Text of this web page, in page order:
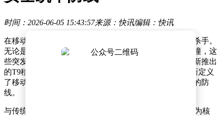
时间：2026-06-05 15:43:57来源：快讯编辑：快讯
在移动存储设备领域，意外跌落始终是数据安全的隐形杀手。
无论是从桌面滑落、背包跌落，还是在通勤途中遭遇碰撞，这
些突发状况时刻考验着移动固态硬盘的可靠性。三星最新推出
的T9移动固态硬盘，以突破性的3米跌落测试标准，重新定义
了移动存储设备的防护边界，为数据安全筑起一道坚实的防
线。
与传统存储设备不同，三星T9的研发团队将防摔性能作为核